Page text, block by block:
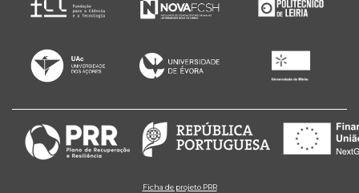
Ficha de projeto PRR